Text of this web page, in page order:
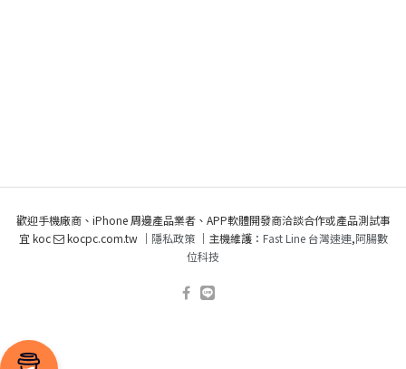
歡迎手機廠商、iPhone 周邊產品業者、APP軟體開發商洽談合作或產品測試事
宜 koc
kocpc.com.tw ｜ 隱私政策｜主機維護： Fast Line 台灣速連,阿腸數
位科技